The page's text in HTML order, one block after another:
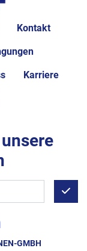
Kontakt
Karriere
GMBH